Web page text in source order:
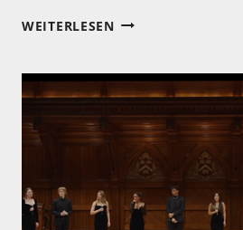
WEITERLESENMEIN
GILLESPIE
STAR
BAND:
2007